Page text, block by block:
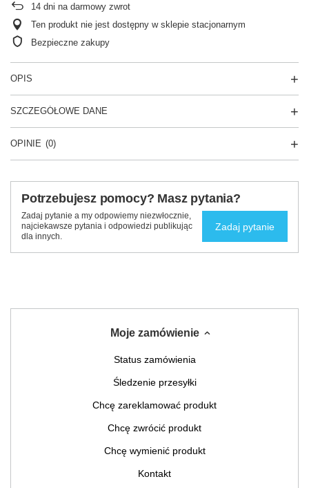
14 dni na darmowy zwrot
Ten produkt nie jest dostępny w sklepie stacjonarnym
Bezpieczne zakupy
OPIS
SZCZEGÓŁOWE DANE
OPINIE (0)
Potrzebujesz pomocy? Masz pytania?
Zadaj pytanie a my odpowiemy niezwłocznie,
najciekawsze pytania i odpowiedzi publikując
dla innych.
Zadaj pytanie
Moje zamówienie
Status zamówienia
Śledzenie przesyłki
Chcę zareklamować produkt
Chcę zwrócić produkt
Chcę wymienić produkt
Kontakt